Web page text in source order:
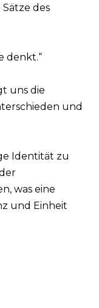
des
denkt.“
uns die
und
Identität zu
was eine
und Einheit